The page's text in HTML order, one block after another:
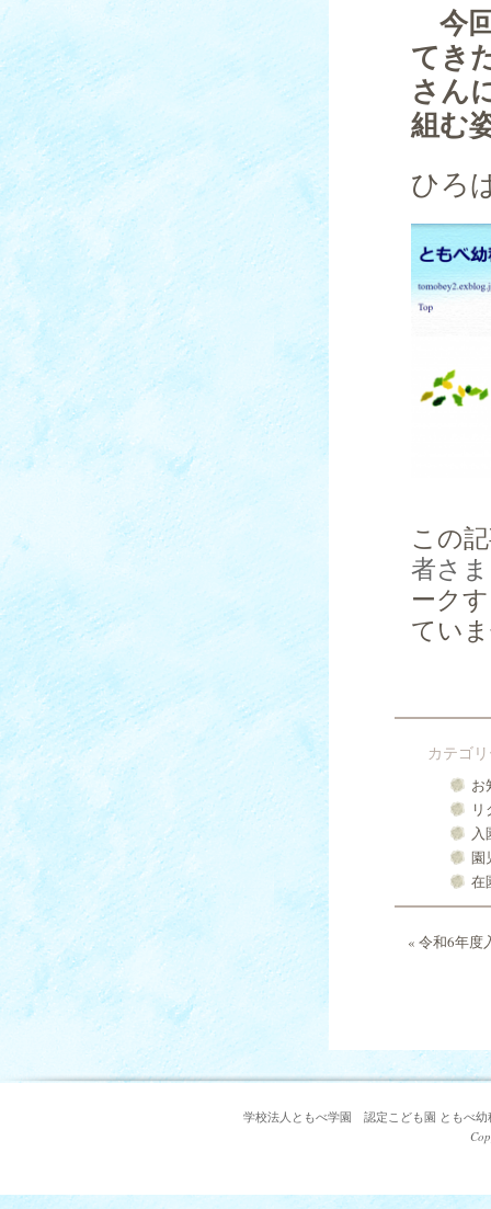
今
てき
さん
組む
ひろ
この
者さま
ーク
てい
カテゴ
お
入
園
在
« 令和6年度
学校法人ともべ学園 認定こども園 ともべ